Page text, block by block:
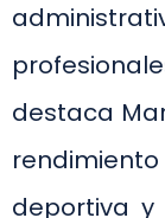
destaca
deportiva y